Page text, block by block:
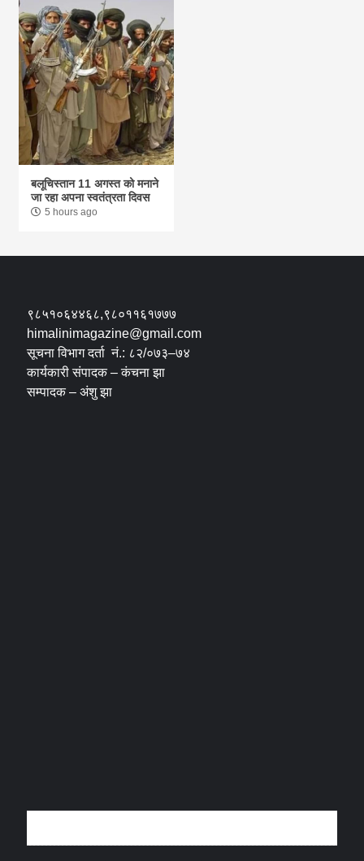
बलूचिस्तान 11 अगस्त को मनाने
जा रहा अपना स्वतंत्रता दिवस
5 hours ago
९८५१०६४४६८,९८०११६१७७७
himalinimagazine@gmail.com
सूचना विभाग दर्ता नं.: ८२/०७३–७४
कार्यकारी संपादक – कंचना झा
सम्पादक – अंशु झा